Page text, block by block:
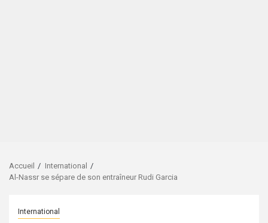
Accueil
International
Al-Nassr se sépare de son entraîneur Rudi Garcia
International